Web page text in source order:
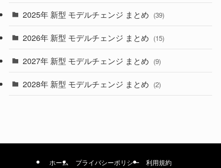
(9)
(4)
(1)
2025年 新型 モデルチェンジ まとめ (39)
2026年 新型 モデルチェンジ まとめ (15)
2027年 新型 モデルチェンジ まとめ (9)
2028年 新型 モデルチェンジ まとめ (2)
ホーム プライバシーポリシー 利用規約